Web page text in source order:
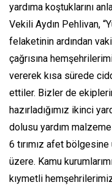
yardıma koştuklarını
Vekili Aydın Pehlivan,
felaketinin ardından
çağrısına
vererek kısa sürede
ettiler. Bizler de
hazırladığımız ikinci
dolusu yardım
6 tırımız afet bölgesine
üzere. Kamu
kıymetli